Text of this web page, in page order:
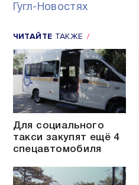
Гугл-Новостях
ЧИТАЙТЕ ТАКЖЕ
Для социального
такси закупят ещё 4
спецавтомобиля